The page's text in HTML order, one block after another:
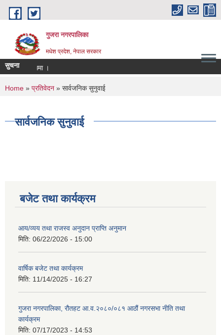
Skip to main content
गुजरा नगरपालिका
मधेश प्रदेश, नेपाल सरकार
सुचना
सम्बन्धमा ।
You are here
Home » प्रतिवेदन » सार्वजनिक सुनुवाई
सार्वजनिक सुनुवाई
बजेट तथा कार्यक्रम
आय/व्यय तथा राजस्व अनुदान प्राप्ति अनुमान
मिति: 06/22/2026 - 15:00
वार्षिक बजेट तथा कार्यक्रम
मिति: 11/14/2025 - 16:27
गुजरा नगरपालिका, रौतहट आ.व.२०८०/०८१ आठौं नगरसभा नीति तथा
कार्यक्रम
मिति: 07/17/2023 - 14:53